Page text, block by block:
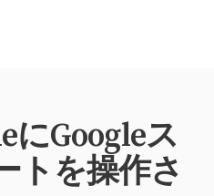
にGoogleス
トを操作さ